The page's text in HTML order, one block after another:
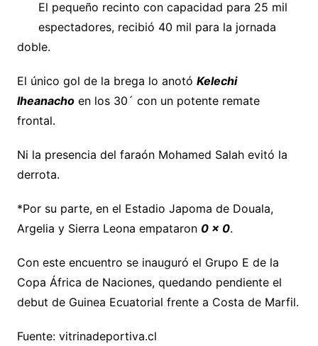
El pequeño recinto con capacidad para 25 mil
espectadores, recibió 40 mil para la jornada
doble.
El único gol de la brega lo anotó Kelechi
Iheanachoen los 30´ con un potente remate
frontal.
Ni la presencia del faraón Mohamed Salah evitó la
derrota.
*Por su parte, en el Estadio Japoma de Douala,
Argelia y Sierra Leona empataron 0 x 0.
Con este encuentro se inauguró el Grupo E de la
Copa África de Naciones, quedando pendiente el
debut de Guinea Ecuatorial frente a Costa de Marfil.
Fuente: vitrinadeportiva.cl